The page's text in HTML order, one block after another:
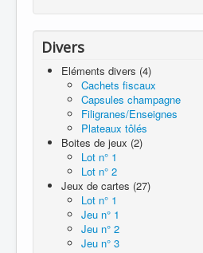
Divers
Eléments divers (4)
Cachets fiscaux
Capsules champagne
Filigranes/Enseignes
Plateaux tôlés
Boites de jeux (2)
Lot n° 1
Lot n° 2
Jeux de cartes (27)
Lot n° 1
Jeu n° 1
Jeu n° 2
Jeu n° 3